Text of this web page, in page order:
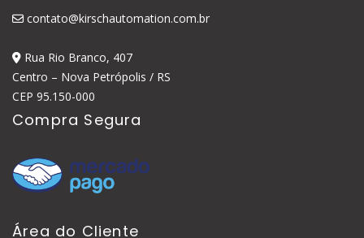
contato@kirschautomation.com.br
Rua Rio Branco, 407
Centro – Nova Petrópolis / RS
CEP 95.150-000
Compra Segura
Área do Cliente